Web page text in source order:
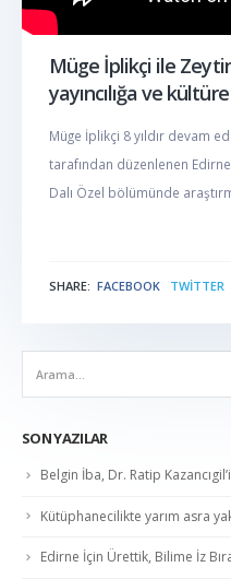
Müge İplikçi ile
yayıncılığa ve
Müge İplikçi 8 yıldır devam
tarafından düzenlenen
Dalı Özel bölümünde
SHARE: FACEBOOK TWITTER
SON YAZILAR
Belgin İba, Dr. Ratip
Kütüphanecilikte yarım asra
Edirne İçin Ürettik, Bilime İz